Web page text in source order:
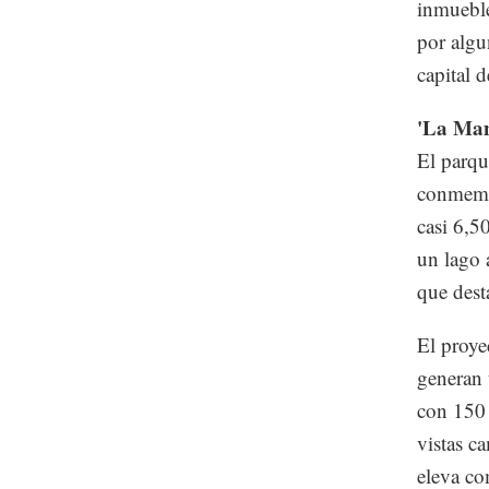
por
capital
'La
El
casi
un lago
que
El
con
vistas
eleva